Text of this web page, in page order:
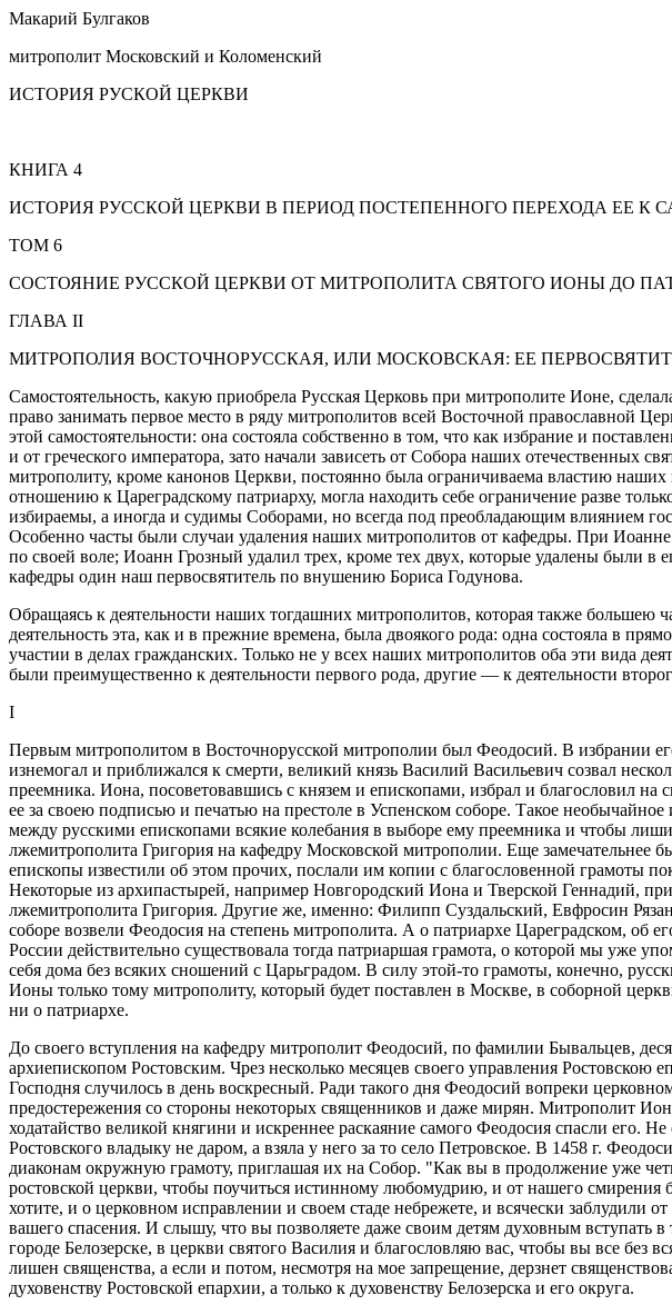
Макарий Булгаков
митрополит Московский и Коломенский
ИСТОРИЯ РУСКОЙ ЦЕРКВИ
КНИГА 4
ИСТОРИЯ РУССКОЙ ЦЕРКВИ В ПЕРИОД ПОСТЕПЕННОГО ПЕРЕХОДА ЕЕ К
ТОМ 6
СОСТОЯНИЕ РУССКОЙ ЦЕРКВИ ОТ МИТРОПОЛИТА СВЯТОГО ИОНЫ ДО
ГЛАВА II
МИТРОПОЛИЯ ВОСТОЧНОРУССКАЯ, ИЛИ МОСКОВСКАЯ: ЕЕ
Самостоятельность, какую приобрела Русская Церковь при митрополите Ионе,
право занимать первое место в ряду митрополитов всей Восточной православной
этой самостоятельности: она состояла собственно в том, что как избрание и
и от греческого императора, зато начали зависеть от Собора наших отечественных
митрополиту, кроме канонов Церкви, постоянно была ограничиваема властию наших
отношению к Цареградскому патриарху, могла находить себе ограничение разве
избираемы, а иногда и судимы Соборами, но всегда под преобладающим влиянием
Особенно часты были случаи удаления наших митрополитов от кафедры. При
по своей воле; Иоанн Грозный удалил трех, кроме тех двух, которые удалены были
кафедры один наш первосвятитель по внушению Бориса Годунова.
Обращаясь к деятельности наших тогдашних митрополитов, которая также
деятельность эта, как и в прежние времена, была двоякого рода: одна состояла в
участии в делах гражданских. Только не у всех наших митрополитов оба эти вида
были преимущественно к деятельности первого рода, другие — к деятельности
I
Первым митрополитом в Восточнорусской митрополии был Феодосий. В избрании
изнемогал и приближался к смерти, великий князь Василий Васильевич созвал
преемника. Иона, посоветовавшись с князем и епископами, избрал и благословил
ее за своею подписью и печатью на престоле в Успенском соборе. Такое
между русскими епископами всякие колебания в выборе ему преемника и чтобы
лжемитрополита Григория на кафедру Московской митрополии. Еще замечательнее
епископы известили об этом прочих, послали им копии с благословенной грамоты
Некоторые из архипастырей, например Новгородский Иона и Тверской Геннадий,
лжемитрополита Григория. Другие же, именно: Филипп Суздальский, Евфросин
соборе возвели Феодосия на степень митрополита. А о патриархе Цареградском, об
России действительно существовала тогда патриаршая грамота, о которой мы уже
себя дома без всяких сношений с Царьградом. В силу этой-то грамоты, конечно,
Ионы только тому митрополиту, который будет поставлен в Москве, в соборной
ни о патриархе.
До своего вступления на кафедру митрополит Феодосий, по фамилии Бывальцев,
архиепископом Ростовским. Чрез несколько месяцев своего управления Ростовскою
Господня случилось в день воскресный. Ради такого дня Феодосий вопреки
предостережения со стороны некоторых священников и даже мирян. Митрополит
ходатайство великой княгини и искреннее раскаяние самого Феодосия спасли его.
Ростовского владыку не даром, а взяла у него за то село Петровское. В 1458 г.
диаконам окружную грамоту, приглашая их на Собор. "Как вы в продолжение уже
ростовской церкви, чтобы поучиться истинному любомудрию, и от нашего
хотите, и о церковном исправлении и своем стаде небрежете, и всячески заблудили
вашего спасения. И слышу, что вы позволяете даже своим детям духовным вступать
городе Белозерске, в церкви святого Василия и благословляю вас, чтобы вы все без
лишен священства, а если и потом, несмотря на мое запрещение, дерзнет
духовенству Ростовской епархии, а только к духовенству Белозерска и его округа.